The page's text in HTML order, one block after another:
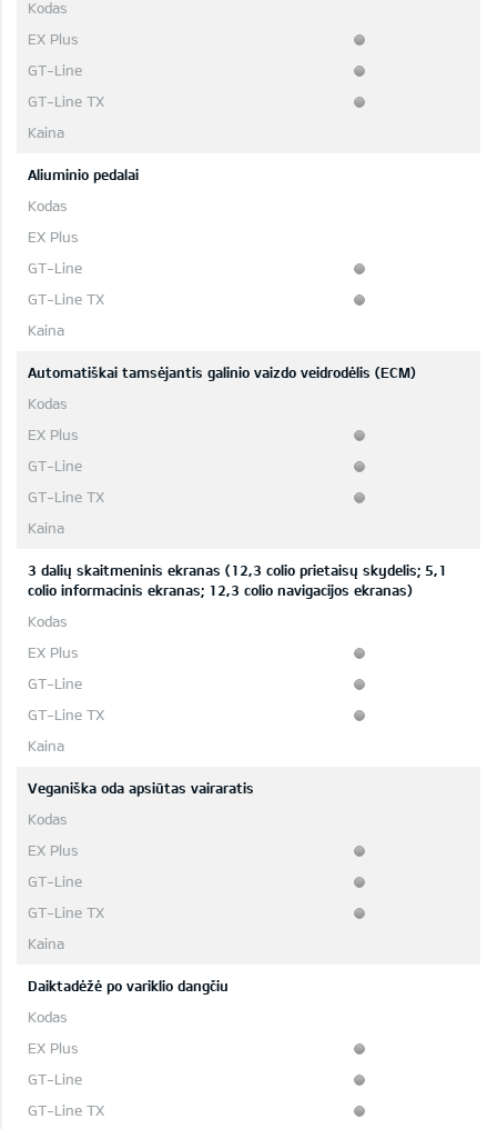
Aliuminio pedalai
Automatiškai tamsėjantis galinio vaizdo veidrodėlis (ECM)
3 dalių skaitmeninis ekranas (12,3 colio prietaisų skydelis; 5,1
colio informacinis ekranas; 12,3 colio navigacijos ekranas)
Veganiška oda apsiūtas vairaratis
Daiktadėžė po variklio dangčiu